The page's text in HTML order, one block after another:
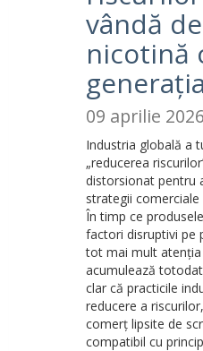
vândă
nicotină
09 aprilie 2026
Industria globală a
„reducerea
distorsionat pentru
strategii
În timp ce
factori disruptivi pe
tot mai mult atenția
acumulează
clar că practicile
reducere a
comerț lipsite de
compatibil cu